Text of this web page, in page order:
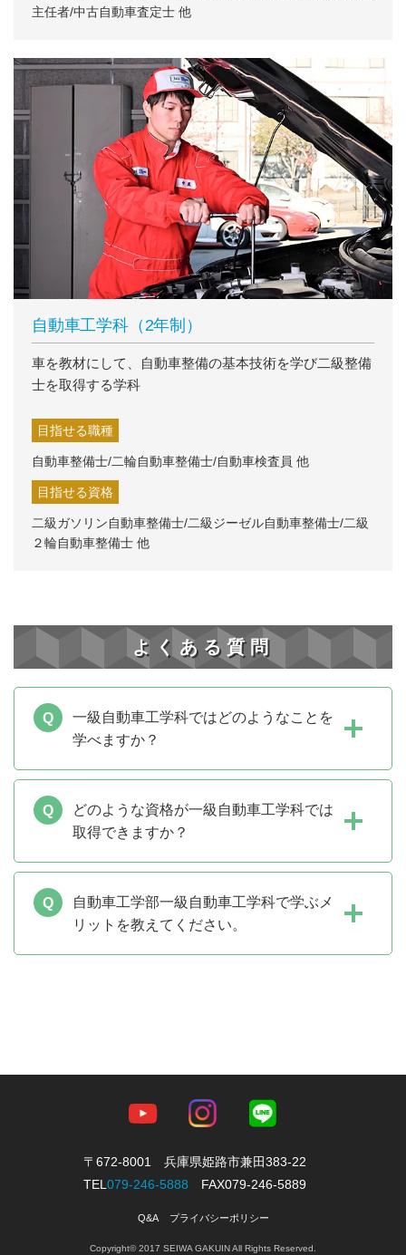
主任者/中古自動車査定士 他
自動車工学科（2年制）
車を教材にして、自動車整備の基本技術を学び二級整備
士を取得する学科
目指せる職種
自動車整備士/二輪自動車整備士/自動車検査員 他
目指せる資格
二級ガソリン自動車整備士/二級ジーゼル自動車整備士/二級
２輪自動車整備士 他
よくある質問
一級自動車工学科ではどのようなことを
学べますか？
電気自動車やハイブリッド車などの次世代自動車を
題材に、最先端技術を実践的に学びます。
二級整備士に比べてより高度な技術を身につけなが
す。
あわせて、現場をまとめるマネジメント力やリーダ
ーシップなど、企業の幹部リーダーとしての能力も
どのような資格が一級自動車工学科では
取得できますか？
国家資格の一級自動車整備士(総合)、二級自動車整
備士(総合)を筆頭に、有機溶剤作業主任者、中古自
動車査定士、ガス溶接技能講習終了資格、アーク溶
自動車工学部一級自動車工学科で学ぶメ
リットを教えてください。
〒672-8001 兵庫県姫路市兼田383-22
TEL 079-246-5888 FAX079-246-5889
Q&A プライバシーポリシー
Copyright© 2017 SEIWA GAKUIN All Rights Reserved.